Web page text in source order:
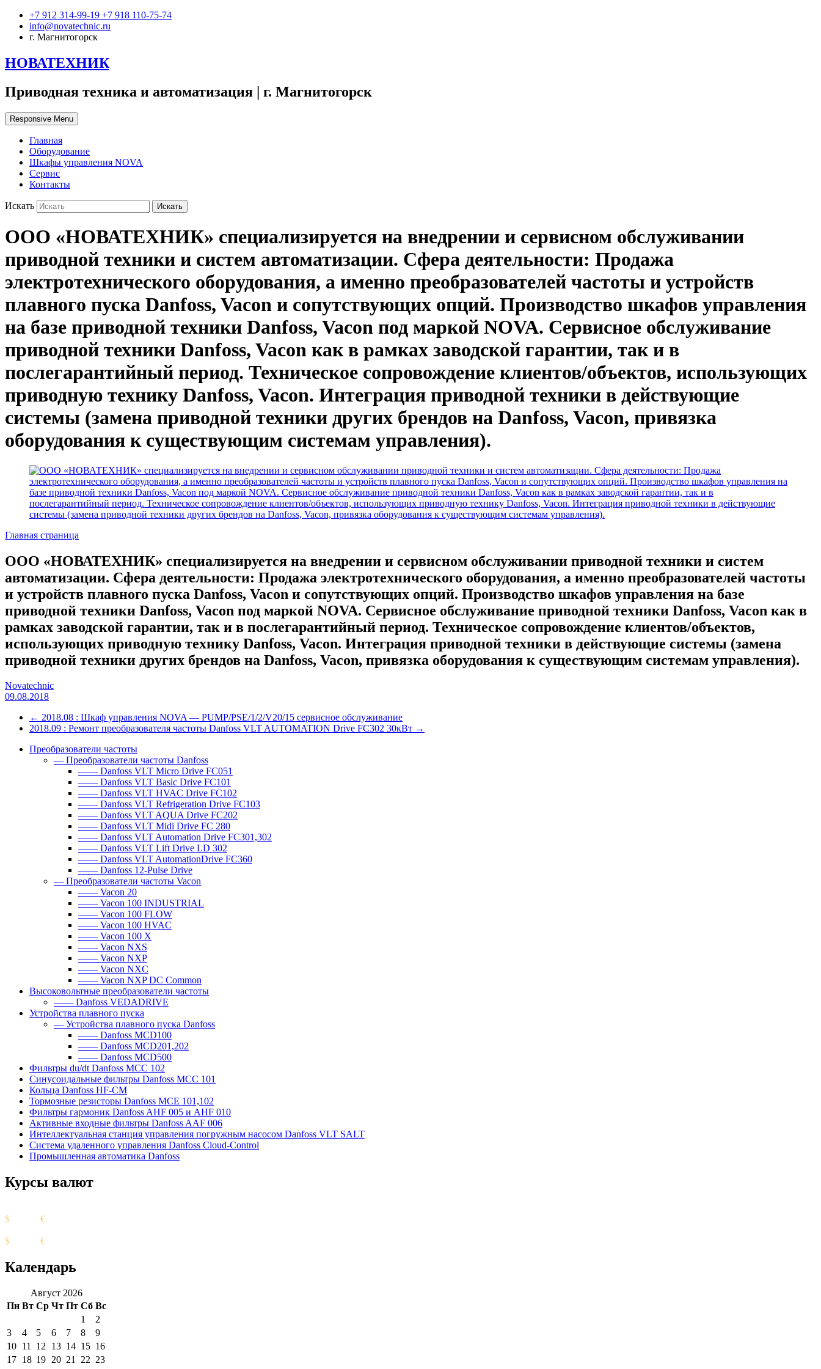
+7 912 314-99-19 +7 918 110-75-74
info@novatechnic.ru
г. Магнитогорск
НОВАТЕХНИК
Приводная техника и автоматизация | г. Магнитогорск
Responsive Menu
Главная
Оборудование
Шкафы управления NOVA
Сервис
Контакты
Искать
ООО «НОВАТЕХНИК» специализируется на внедрении и сервисном обслуживании
приводной техники и систем автоматизации. Сфера деятельности: Продажа
электротехнического оборудования, а именно преобразователей частоты и устройств
плавного пуска Danfoss, Vacon и сопутствующих опций. Производство шкафов управления
на базе приводной техники Danfoss, Vacon под маркой NOVA. Сервисное обслуживание
приводной техники Danfoss, Vacon как в рамках заводской гарантии, так и в
послегарантийный период. Техническое сопровождение клиентов/объектов, использующих
приводную технику Danfoss, Vacon. Интеграция приводной техники в действующие
системы (замена приводной техники других брендов на Danfoss, Vacon, привязка
оборудования к существующим системам управления).
Главная страница
ООО «НОВАТЕХНИК» специализируется на внедрении и сервисном обслуживании приводной техники и систем
автоматизации. Сфера деятельности: Продажа электротехнического оборудования, а именно преобразователей частоты
и устройств плавного пуска Danfoss, Vacon и сопутствующих опций. Производство шкафов управления на базе
приводной техники Danfoss, Vacon под маркой NOVA. Сервисное обслуживание приводной техники Danfoss, Vacon как в
рамках заводской гарантии, так и в послегарантийный период. Техническое сопровождение клиентов/объектов,
использующих приводную технику Danfoss, Vacon. Интеграция приводной техники в действующие системы (замена
приводной техники других брендов на Danfoss, Vacon, привязка оборудования к существующим системам управления).
Novatechnic
09.08.2018
← 2018.08 : Шкаф управления NOVA — PUMP/PSE/1/2/V20/15 сервисное обслуживание
2018.09 : Ремонт преобразователя частоты Danfoss VLT AUTOMATION Drive FC302 30кВт →
Преобразователи частоты
— Преобразователи частоты Danfoss
—— Danfoss VLT Micro Drive FC051
—— Danfoss VLT Basic Drive FC101
—— Danfoss VLT HVAC Drive FC102
—— Danfoss VLT Refrigeration Drive FC103
—— Danfoss VLT AQUA Drive FC202
—— Danfoss VLT Midi Drive FC 280
—— Danfoss VLT Automation Drive FC301,302
—— Danfoss VLT Lift Drive LD 302
—— Danfoss VLT AutomationDrive FC360
—— Danfoss 12-Pulse Drive
— Преобразователи частоты Vacon
—— Vacon 20
—— Vacon 100 INDUSTRIAL
—— Vacon 100 FLOW
—— Vacon 100 HVAC
—— Vacon 100 X
—— Vacon NXS
—— Vacon NXP
—— Vacon NXC
—— Vacon NXP DC Common
Высоковольтные преобразователи частоты
—— Danfoss VEDADRIVE
Устройства плавного пуска
— Устройства плавного пуска Danfoss
—— Danfoss MCD100
—— Danfoss MCD201,202
—— Danfoss MCD500
Фильтры du/dt Danfoss MCC 102
Синусоидальные фильтры Danfoss MCC 101
Кольца Danfoss HF-CM
Тормозные резисторы Danfoss MCE 101,102
Фильтры гармоник Danfoss AHF 005 и AHF 010
Активные входные фильтры Danfoss AAF 006
Интеллектуальная станция управления погружным насосом Danfoss VLT SALT
Система удаленного управления Danfoss Cloud-Control
Промышленная автоматика Danfoss
Курсы валют
$
€
$
€
Календарь
Август 2026
Пн Вт Ср Чт Пт Сб Вс
1
2
3
4 5 6 7 8
9
10 11 12 13 14 15 16
17 18 19 20 21 22 23